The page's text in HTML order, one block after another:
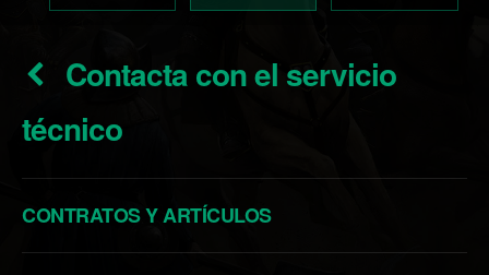
Contacta con el servicio
técnico
CONTRATOS Y ARTÍCULOS